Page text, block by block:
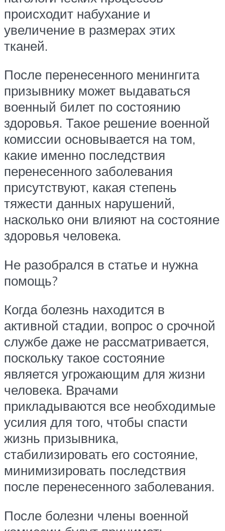
происходит набухание и
увеличение в размерах этих
тканей.
После перенесенного менингита
призывнику может выдаваться
военный билет по состоянию
здоровья. Такое решение военной
комиссии основывается на том,
какие именно последствия
перенесенного заболевания
присутствуют, какая степень
тяжести данных нарушений,
насколько они влияют на состояние
здоровья человека.
Не разобрался в статье и нужна
помощь?
Когда болезнь находится в
активной стадии, вопрос о срочной
службе даже не рассматривается,
поскольку такое состояние
является угрожающим для жизни
человека. Врачами
прикладываются все необходимые
усилия для того, чтобы спасти
жизнь призывника,
стабилизировать его состояние,
минимизировать последствия
после перенесенного заболевания.
После болезни члены военной